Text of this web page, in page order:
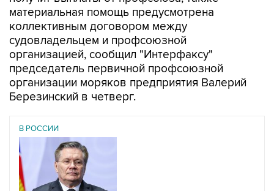
материальная помощь предусмотрена
коллективным договором между
судовладельцем и профсоюзной
организацией, сообщил "Интерфаксу"
председатель первичной профсоюзной
организации моряков предприятия Валерий
Березинский в четверг.
В РОССИИ